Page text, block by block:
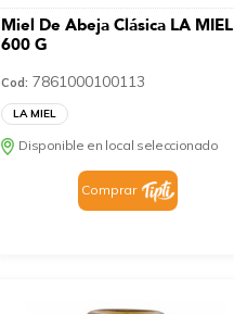
Miel De Abeja Clásica LA MIEL
600 G
Cod: 7861000100113
LA MIEL
Disponible en local seleccionado
Comprar